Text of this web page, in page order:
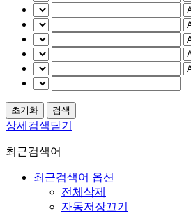
상세검색닫기
최근검색어
최근검색어 옵션
전체삭제
자동저장끄기